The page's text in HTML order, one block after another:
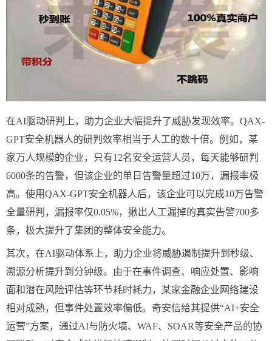
在AI驱动研判上，助力企业大幅提升了威胁发现效率。QAX-
GPT安全机器人的研判效率相当于人工的数十倍。例如，某
家万人规模的企业，只有12名安全运营人员，每天能够研判
6000条的告警，但该企业的单日告警量超过10万，漏报率极
高。使用QAX-GPT安全机器人后，该企业可以完成10万告警
全量研判，漏报率仅0.05%，揪出人工漏掉的真实告警700多
条，极大提升了集团的整体安全能力。
其次，在AI驱动体系上，助力企业将威胁遏制提升到秒级、
溯源分析提升到分钟级。由于在事件调查、响应处置、影响
面和潜在风险评估等环节耗时耗力，某家金融企业网络建设
相对成熟，但事件处置效率偏低。奇安信给其提供“AI+安全
运营”方案，通过AI与防火墙、WAF、SOAR等安全产品的协